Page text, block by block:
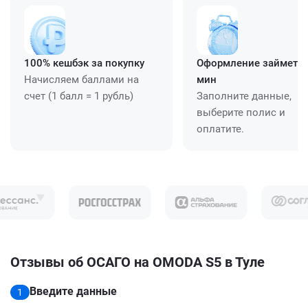
100% кешбэк за покупку
Начисляем баллами на
счет (1 балл = 1 рубль)
Оформление займет
мин
Заполните данные,
выберите полис и
оплатите.
Отзывы об ОСАГО на OMODA S5 в Туле
1
Введите данные